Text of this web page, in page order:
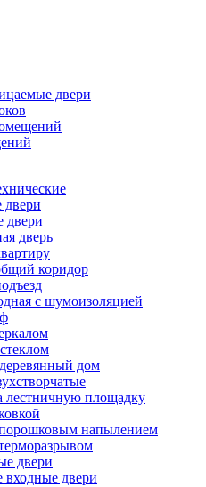
двери
двери
двери
дверь
коридор
с шумоизоляцией
дом
лестничную площадку
напылением
двери
двери